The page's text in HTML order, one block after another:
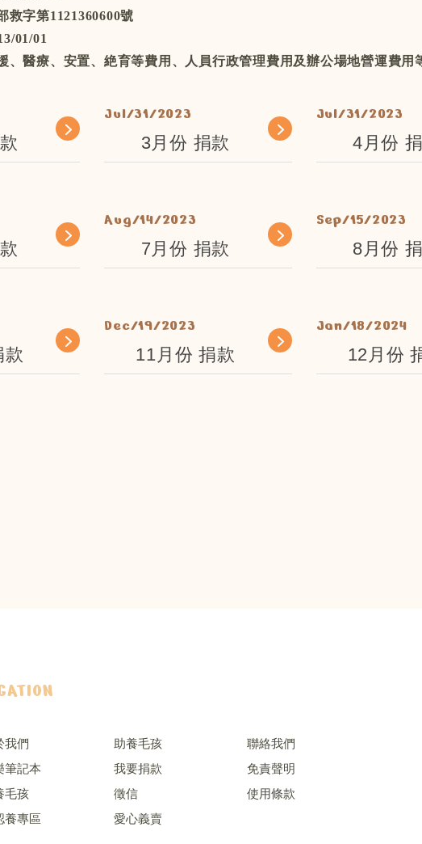
救字第1121360600號
01/01
、醫療、安置、絶育等費用、人員行政管理費用及辦公場地營運費用
Jul/31/2023
3月份 捐款
Jul/31/2023
4月份
Aug/14/2023
7月份 捐款
Sep/15/2023
8月份
款
Dec/19/2023
11月份 捐款
Jan/18/2024
12月份
我們
筆記本
毛孩
養專區
助養毛孩
我要捐款
徵信
愛心義賣
聯絡我們
免責聲明
使用條款